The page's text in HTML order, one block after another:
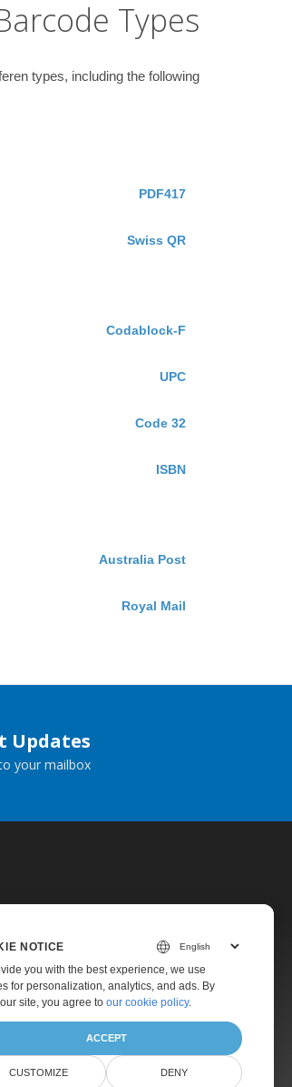
Types
types, including the following.
PDF417
Swiss QR
Codablock-F
UPC
Code 32
ISBN
Australia Post
Royal Mail
Updates
your mailbox.
NOTICE
you with the best experience, we use
for personalization, analytics, and ads. By
site, you agree to our cookie policy.
ACCEPT
CUSTOMIZE DENY